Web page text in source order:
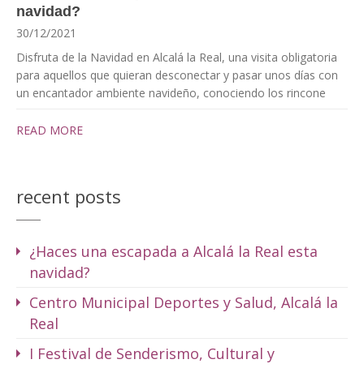
navidad?
30/12/2021
Disfruta de la Navidad en Alcalá la Real, una visita obligatoria
para aquellos que quieran desconectar y pasar unos días con
un encantador ambiente navideño, conociendo los rincone
READ MORE
recent posts
¿Haces una escapada a Alcalá la Real esta
navidad?
Centro Municipal Deportes y Salud, Alcalá la
Real
I Festival de Senderismo, Cultural y